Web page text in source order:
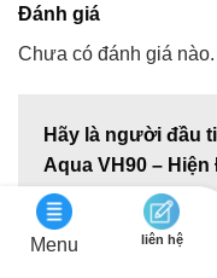
Đánh giá
Chưa có đánh giá nào.
Hãy là người đầu
Aqua VH90 –
Đánh giá của bạn
Menu liên hệ